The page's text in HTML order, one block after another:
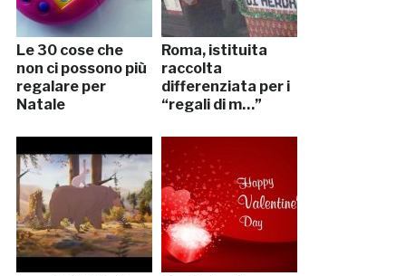
Le 30 cose che
non ci possono più
regalare per
Natale
Roma, istituita
raccolta
differenziata per i
“regali di m…”